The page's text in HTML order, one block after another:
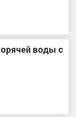
воды с